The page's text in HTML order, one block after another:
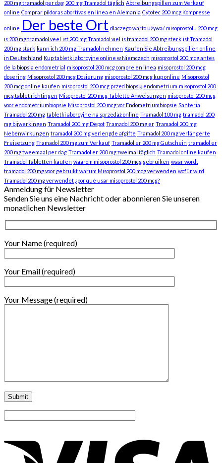
200 mg tramadol per dag 200 mg Tramadol täglich Abtreibungspillen zum Verkauf
online Comprar píldoras abortivas en línea en Alemania Cytotec 200 mcg Kompresse
online Der beste Ort dlaczego warto używać misoprostolu 200 mcg
is 200 mg tramadol veel ist 200 mg Tramadol viel is tramadol 200 mg sterk ist Tramadol
200 mg stark kann ich 200 mg Tramadol nehmen Kaufen Sie Abtreibungspillen online
in Deutschland Kup tabletki aborcyjne online w Niemczech misoprostol 200 mcg antes
de la biopsia endometrial misoprostol 200 mcg compre en línea misoprostol 200 mcg
dosering Misoprostol 200 mcg Dosierung misoprostol 200 mcg kup online Misoprostol
200 mcg online kaufen misoprostol 200 mcg przed biopsją endometrium misoprostol 200
mcg tablet richtingen Misoprostol 200 mcg Tablette Anweisungen misoprostol 200 mcg
voor endometriumbiopsie Misoprostol 200 mcg vor Endometriumbiopsie Santeria
Tramadol 200 mg tabletki aborcyjne na sprzedaż online Tramadol 100 mg tramadol 200
mg bijwerkingen Tramadol 200 mg Depot Tramadol 200 mg er Tramadol 200 mg
Nebenwirkungen tramadol 200 mg verlengde afgifte Tramadol 200 mg verlängerte
Freisetzung Tramadol 200 mg zum Verkauf Tramadol er 200 mg Gutschein tramadol er
200 mg tweemaal per dag Tramadol er 200 mg zweimal täglich Tramadol online kaufen
Tramadol Tabletten kaufen waarom misoprostol 200 mcg gebruiken waar wordt
tramadol 200 mg voor gebruikt warum Misoprostol 200 mcg verwenden wofür wird
Tramadol 200 mg verwendet ¿por qué usar misoprostol 200 mcg?
Anmeldung für Newsletter
Senden Sie uns eine Nachricht oder abonnieren Sie unseren
monatlichen Newsletter
Your Name (required)
Your Email (required)
Your Message (required)